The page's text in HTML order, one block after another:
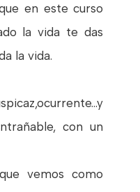
en este curso
la vida te das
la vida.
con un
vemos como